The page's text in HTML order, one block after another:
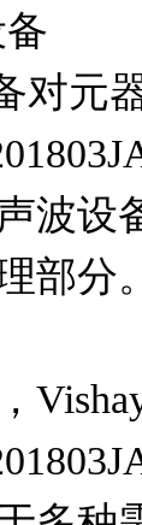
波设
部分。